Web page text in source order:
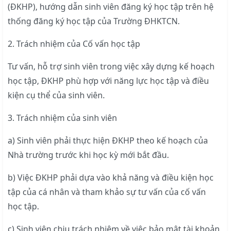
(ĐKHP), hướng dẫn sinh viên đăng ký học tập trên hệ
thống đăng ký học tập của Trường ĐHKTCN.
2. Trách nhiệm của Cố vấn học tập
Tư vấn, hỗ trợ sinh viên trong việc xây dựng kế hoạch
học tập, ĐKHP phù hợp với năng lực học tập và điều
kiện cụ thể của sinh viên.
3. Trách nhiệm của sinh viên
a) Sinh viên phải thực hiện ĐKHP theo kế hoạch của
Nhà trường trước khi học kỳ mới bắt đầu.
b) Việc ĐKHP phải dựa vào khả năng và điều kiện học
tập của cá nhân và tham khảo sự tư vấn của cố vấn
học tập.